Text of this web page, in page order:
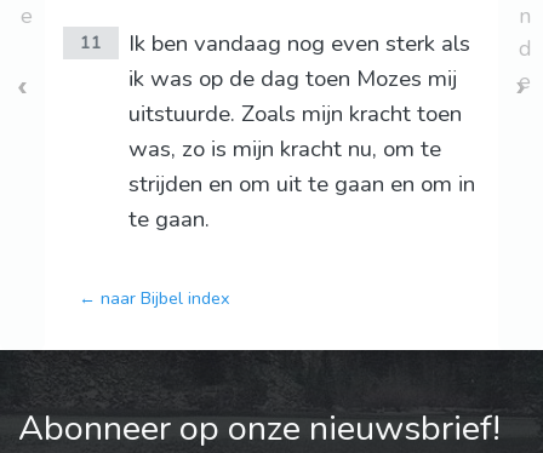
e
11
Ik ben vandaag nog even sterk als
ik was op de dag toen Mozes mij
uitstuurde. Zoals mijn kracht toen
was, zo is mijn kracht nu, om te
strijden en om uit te gaan en om in
te gaan.
← naar Bijbel index
n
d
e
Abonneer op onze nieuwsbrief!